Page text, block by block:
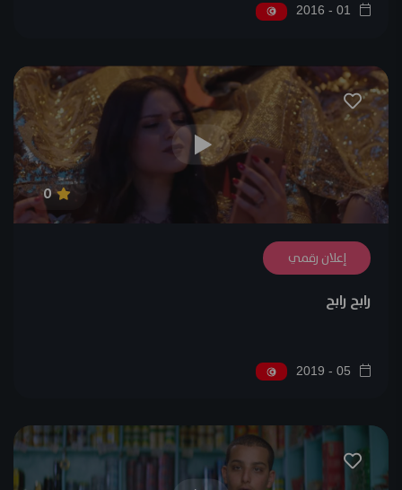
01 - 2016
0
إعلان رقمي
رابح رابح
05 - 2019